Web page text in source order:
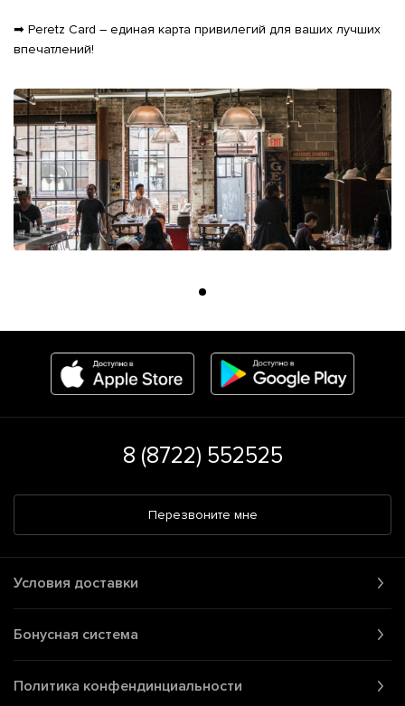
➡ Peretz Card – единая карта привилегий для ваших лучших
впечатлений!
8 (8722) 552525
Перезвоните мне
Условия доставки
Бонусная система
Политика конфендинциальности